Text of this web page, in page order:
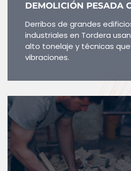
DEMOLICIÓN PESADA
Derribos de grandes
industriales en Tordera
alto tonelaje y técnicas
vibraciones.